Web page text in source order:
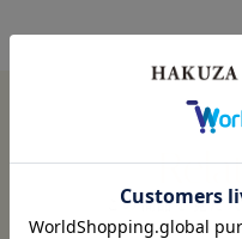
この商品を見た